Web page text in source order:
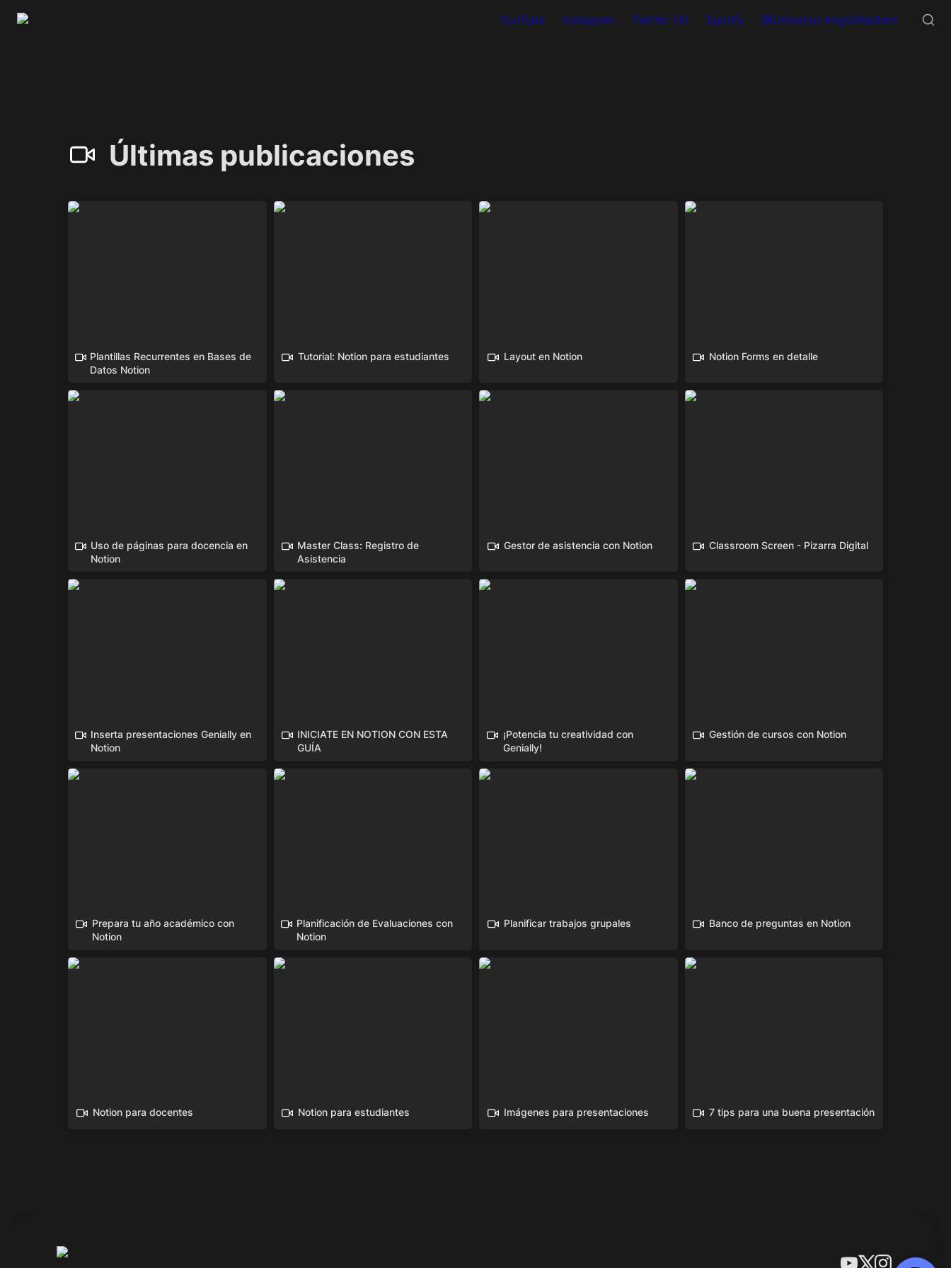
YouTube Instagram Twitter (X) Spotify Universo AngioMasters
Últimas publicaciones
Plantillas Recurrentes en Bases de
Plantillas Recurrentes en Bases de
Datos Notion
Tutorial: Notion para estudiantes
Tutorial: Notion para estudiantes
Layout en Notion
Layout en Notion
Notion Forms en detalle
Notion Forms en detalle
Uso de páginas para docencia en
Uso de páginas para docencia en
Notion
Master Class: Registro de Asistencia
Master Class: Registro de
Asistencia
Gestor de asistencia con Notion
Gestor de asistencia con Notion
Classroom Screen - Pizarra Digital
Classroom Screen - Pizarra Digital
Inserta presentaciones Genially en
Inserta presentaciones Genially en
Notion
INICIATE EN NOTION CON ESTA
INICIATE EN NOTION CON ESTA
GUÍA
¡Potencia tu creatividad con
¡Potencia tu creatividad con
Genially!
Gestión de cursos con Notion
Gestión de cursos con Notion
Prepara tu año académico con
Prepara tu año académico con
Notion
Planificación de Evaluaciones con
Planificación de Evaluaciones con
Notion
Planificar trabajos grupales
Planificar trabajos grupales
Banco de preguntas en Notion
Banco de preguntas en Notion
Notion para docentes
Notion para docentes
Notion para estudiantes
Notion para estudiantes
Imágenes para presentaciones
Imágenes para presentaciones
7 tips para una buena presentación
7 tips para una buena presentación